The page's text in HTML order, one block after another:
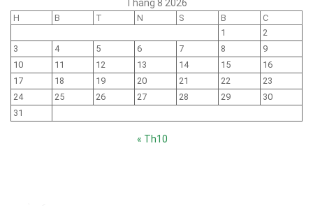
Tháng 8 2026
H B T N S B
C
1
2
3
4 5 6 7 8
9
10
11 12 13 14 15
16
17
18 19 20 21 22
23
24
25 26 27 28 29
30
31
« Th10